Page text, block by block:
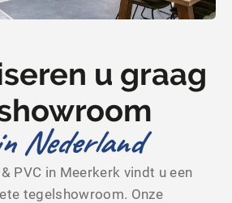
u graag
Nederland
PVC in Meerkerk vindt u een
tegelshowroom. Onze